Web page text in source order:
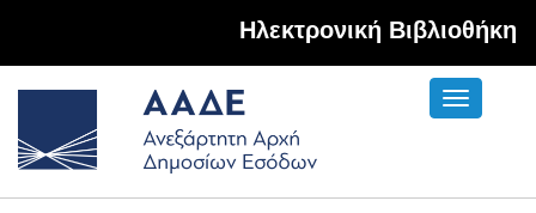
Hλεκτρονική Βιβλιοθήκη
Toggle